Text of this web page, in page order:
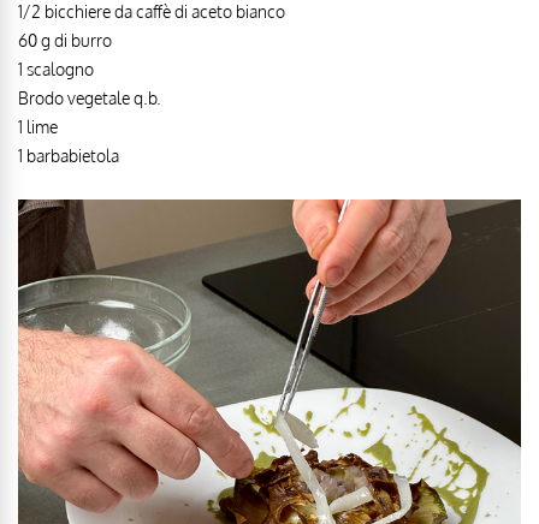
1/2 bicchiere da caffè di aceto bianco
60 g di burro
1 scalogno
Brodo vegetale q.b.
1 lime
1 barbabietola